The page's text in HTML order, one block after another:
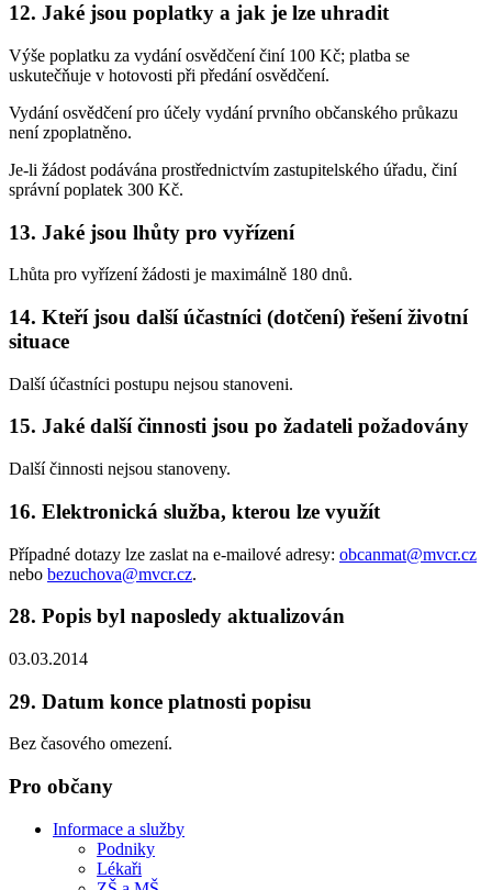
12. Jaké jsou poplatky a jak je lze uhradit
Výše poplatku za vydání osvědčení činí 100 Kč; platba se
uskutečňuje v hotovosti při předání osvědčení.
Vydání osvědčení pro účely vydání prvního občanského průkazu
není zpoplatněno.
Je-li žádost podávána prostřednictvím zastupitelského úřadu, činí
správní poplatek 300 Kč.
13. Jaké jsou lhůty pro vyřízení
Lhůta pro vyřízení žádosti je maximálně 180 dnů.
14. Kteří jsou další účastníci (dotčení) řešení životní
situace
Další účastníci postupu nejsou stanoveni.
15. Jaké další činnosti jsou po žadateli požadovány
Další činnosti nejsou stanoveny.
16. Elektronická služba, kterou lze využít
Případné dotazy lze zaslat na e-mailové adresy: obcanmat@mvcr.cz
nebo bezuchova@mvcr.cz.
28. Popis byl naposledy aktualizován
03.03.2014
29. Datum konce platnosti popisu
Bez časového omezení.
Pro občany
Informace a služby
Podniky
Lékaři